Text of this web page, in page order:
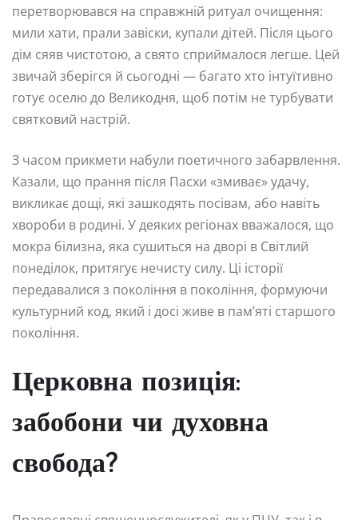
перетворювався на справжній ритуал очищення:
мили хати, прали завіски, купали дітей. Після цього
дім сяяв чистотою, а свято сприймалося легше. Цей
звичай зберігся й сьогодні — багато хто інтуїтивно
готує оселю до Великодня, щоб потім не турбувати
святковий настрій.
З часом прикмети набули поетичного забарвлення.
Казали, що прання після Пасхи «змиває» удачу,
викликає дощі, які зашкодять посівам, або навіть
хвороби в родині. У деяких регіонах вважалося, що
мокра білизна, яка сушиться на дворі в Світлий
понеділок, притягує нечисту силу. Ці історії
передавалися з покоління в покоління, формуючи
культурний код, який і досі живе в пам’яті старшого
покоління.
Церковна позиція:
забобони чи духовна
свобода?